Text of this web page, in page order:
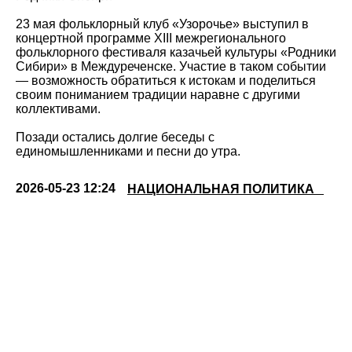
23 мая фольклорный клуб «Узорочье» выступил в
концертной программе XIII межрегионального
фольклорного фестиваля казачьей культуры «Родники
Сибири» в Междуреченске. Участие в таком событии
— возможность обратиться к истокам и поделиться
своим пониманием традиции наравне с другими
коллективами.
Позади остались долгие беседы с
единомышленниками и песни до утра.
2026-05-23 12:24 НАЦИОНАЛЬНАЯ ПОЛИТИКА⠀